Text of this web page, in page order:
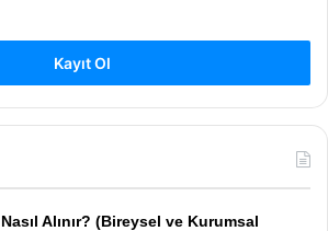
Kayıt Ol
Alınır? (Bireysel ve Kurumsal